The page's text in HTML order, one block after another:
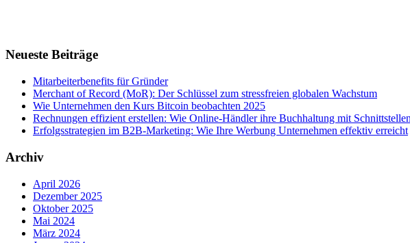
Neueste Beiträge
Mitarbeiterbenefits für Gründer
Merchant of Record (MoR): Der Schlüssel zum stressfreien globalen Wachstum
Wie Unternehmen den Kurs Bitcoin beobachten 2025
Rechnungen effizient erstellen: Wie Online-Händler ihre Buchhaltung mit
Erfolgsstrategien im B2B-Marketing: Wie Ihre Werbung Unternehmen effektiv erreicht
Archiv
April 2026
Dezember 2025
Oktober 2025
Mai 2024
März 2024